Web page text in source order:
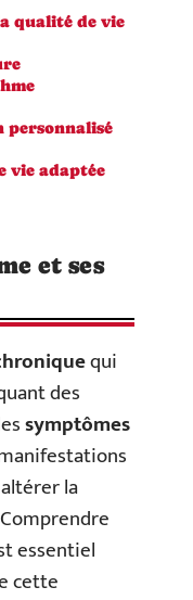
qualité de vie
personnalisé
vie adaptée
et ses
qui
des
symptômes
la
essentiel
cette